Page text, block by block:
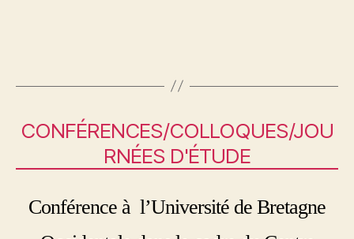
CONFÉRENCES/COLLOQUES/JOU
RNÉES D'ÉTUDE
Conférence à l’Université de Bretagne